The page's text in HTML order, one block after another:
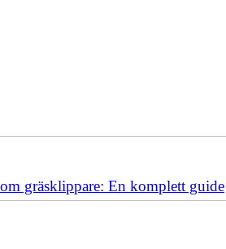
gräsklippare: En komplett guide